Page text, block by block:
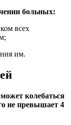
больных:
всех
им.
колебаться
не превышает 4